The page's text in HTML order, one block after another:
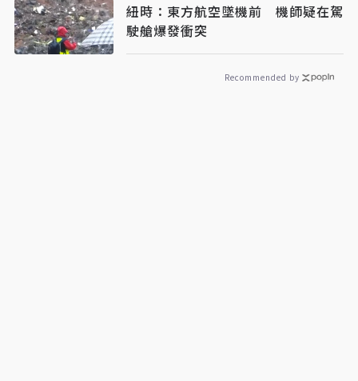
紐時：東方航空墜機前 機師疑在駕
駛艙爆發衝突
Recommended by